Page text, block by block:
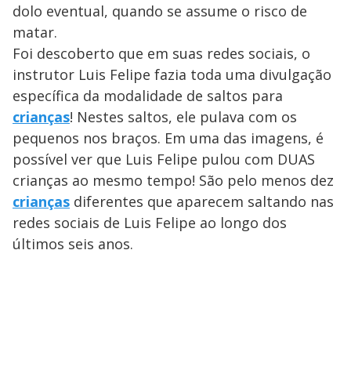
dolo eventual, quando se assume o risco de
matar.
Foi descoberto que em suas redes sociais, o
instrutor Luis Felipe fazia toda uma divulgação
específica da modalidade de saltos para
crianças! Nestes saltos, ele pulava com os
pequenos nos braços. Em uma das imagens, é
possível ver que Luis Felipe pulou com DUAS
crianças ao mesmo tempo! São pelo menos dez
crianças diferentes que aparecem saltando nas
redes sociais de Luis Felipe ao longo dos
últimos seis anos.